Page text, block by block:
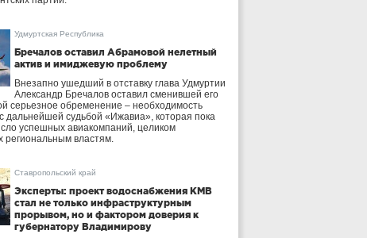
Удмуртская Республика
Бречалов оставил Абрамовой нелетный
актив и имиджевую проблему
Внезапно ушедший в отставку глава Удмуртии
Александр Бречалов оставил сменившей его
серьезное обременение – необходимость
дальнейшей судьбой «Ижавиа», которая пока
успешных авиакомпаний, целиком
властям.
Ставропольский край
Эксперты: проект водоснабжения КМВ
стал не только инфраструктурным
прорывом, но и фактором доверия к
губернатору Владимирову